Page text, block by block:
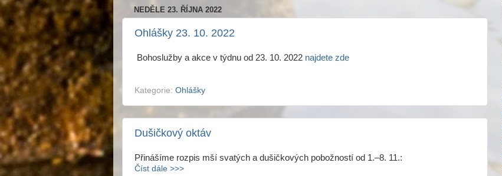
NEDĚLE 23. ŘÍJNA 2022
Ohlášky 23. 10. 2022
Bohoslužby a akce v týdnu od 23. 10. 2022 najdete zde
Kategorie: Ohlášky
Dušičkový oktáv
Přinášíme rozpis mší svatých a dušičkových pobožností od 1.–8. 11.:
Číst dále >>>